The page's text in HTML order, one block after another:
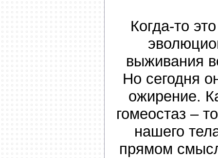
Когда-то
выживания
Но сегодня
ожирение.
гомеостаз –
нашего
прямом